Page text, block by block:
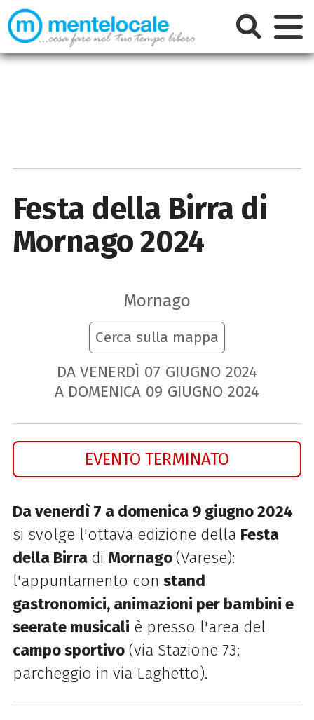
Festa della Birra di
Mornago 2024
Mornago
Cerca sulla mappa
DA VENERDÌ 07 GIUGNO 2024
A DOMENICA 09 GIUGNO 2024
EVENTO TERMINATO
Da venerdì 7 a domenica 9 giugno 2024
si svolge l'ottava edizione della Festa
della Birra di Mornago(Varese):
l'appuntamento con stand
gastronomici, animazioni per bambini e
seerate musicali è presso l'area del
campo sportivo(via Stazione 73;
parcheggio in via Laghetto).